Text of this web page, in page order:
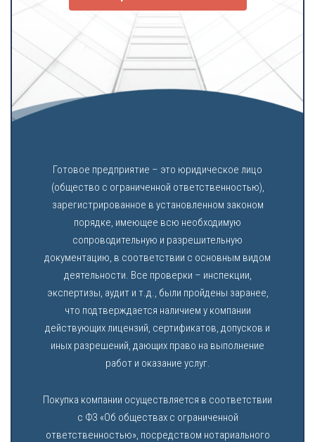
Готовое предприятие – это юридическое лицо
(общество с ограниченной ответственностью),
зарегистрированное в установленном законом
порядке, имеющее всю необходимую
сопроводительную и разрешительную
документацию, в соответствии с основным видом
деятельности. Все проверки – инспекции,
экспертизы, аудит и т.д., были пройдены заранее,
что подтверждается наличием у компании
действующих лицензий, сертификатов, допусков и
иных разрешений, дающих право на выполнение
работ и оказание услуг.
Покупка компании осуществляется в соответствии
с ФЗ «Об обществах с ограниченной
ответственностью», посредством нотариального